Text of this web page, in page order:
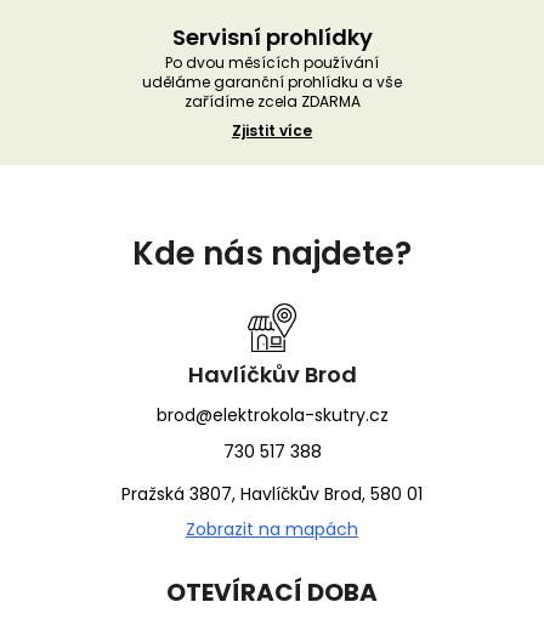
Servisní prohlídky
Po dvou měsících používání
uděláme garanční prohlídku a vše
zařídíme zcela ZDARMA
Zjistit více
Kde nás najdete?
Havlíčkův Brod
brod@elektrokola-skutry.cz
730 517 388
Pražská 3807, Havlíčkův Brod, 580 01
Zobrazit na mapách
OTEVÍRACÍ DOBA